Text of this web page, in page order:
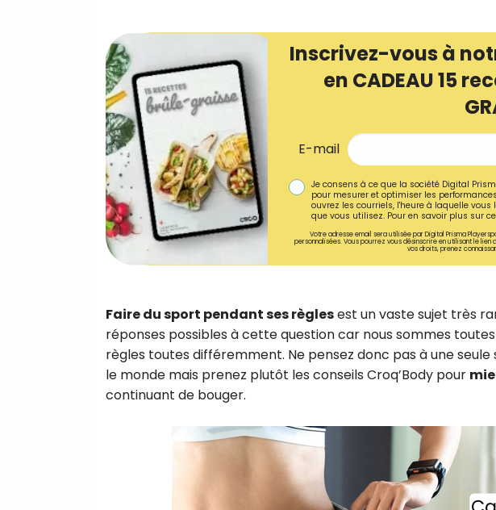
Inscrivez-vous à
en CADEAU 15
E-mail
Je consens à ce que la société Digital
pour mesurer et optimiser les
ouvrez les courriels, l'heure à laquelle
que vous utilisez. Pour en savoir plus sur
Votre adresse email sera utilisée par Digital Prisma
personnalisées. Vous pourrez vous désinscrire en utilisant le
vos droits, prenez
Faire du sport pendant ses règlesest un vaste sujet très
réponses possibles à cette question car nous sommes
règles toutes différemment. Ne pensez donc pas à une
le monde mais prenez plutôt les conseils Croq’Body pour
continuant de bouger.